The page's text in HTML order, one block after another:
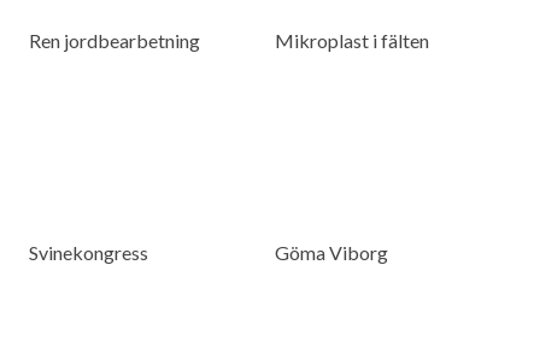
Ren jordbearbetning Mikroplast i fälten
Svinekongress Göma Viborg